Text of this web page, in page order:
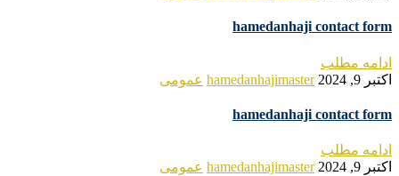
hamedanhaji contact form
ادامه مطلب
اکتبر 9, 2024
hamedanhajimaster عمومی
hamedanhaji contact form
ادامه مطلب
اکتبر 9, 2024
hamedanhajimaster عمومی